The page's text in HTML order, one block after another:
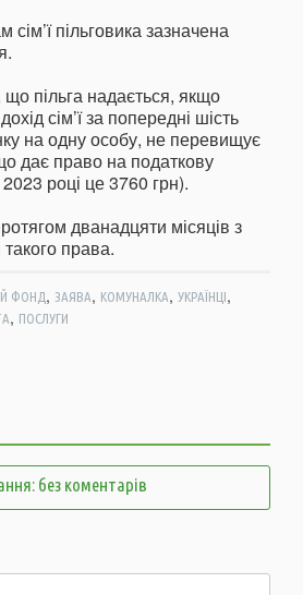
пільговика зазначена
пільга надається, якщо
сім’ї за попередні шість
на одну особу, не перевищує
дає право на податкову
2023 році це 3760 грн).
дванадцяти місяців з
права.
ФОНД, ЗАЯВА, КОМУНАЛКА, УКРАЇНЦІ,
, ПОСЛУГИ
без коментарів